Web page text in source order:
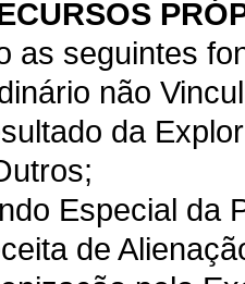
as seguintes
não
da
Especial da
de